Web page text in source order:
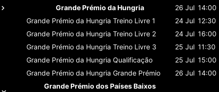
Grande Prémio da Hungria
26 Jul 14:00
Grande Prémio da Hungria Treino Livre 1 24 Jul 12:30
Grande Prémio da Hungria Treino Livre 2 24 Jul 16:00
Grande Prémio da Hungria Treino Livre 3 25 Jul 11:30
Grande Prémio da Hungria Qualificação 25 Jul 15:00
Grande Prémio da Hungria Grande Prémio 26 Jul 14:00
Grande Prémio dos Países Baixos